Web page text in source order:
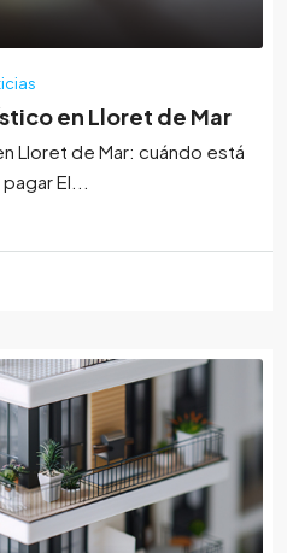
en Lloret de Mar
Lloret de Mar: cuándo está
El...